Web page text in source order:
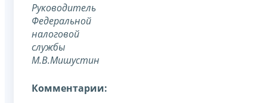
Руководитель
Федеральной
налоговой
службы
М.В.Мишустин
Комментарии: